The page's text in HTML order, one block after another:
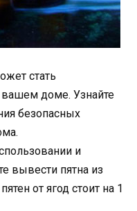
стать
доме. Узнайте
безопасных
и
вывести пятна из
от ягод стоит на 1